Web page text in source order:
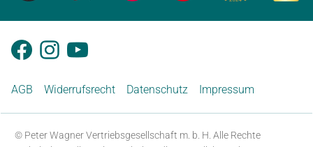
AGB Widerrufsrecht Datenschutz Impressum
© Peter Wagner Vertriebsgesellschaft m. b. H. Alle Rechte